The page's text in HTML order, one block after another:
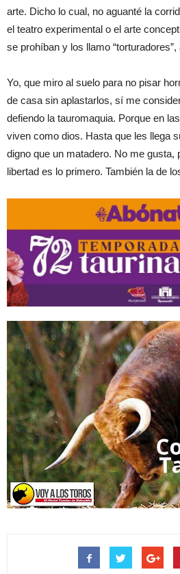
arte. Dicho lo cual, no aguanté la
el teatro experimental o el arte
se prohíban y los llamo
Yo, que miro al suelo para no pisar
de casa sin aplastarlos, sí me
defiendo la tauromaquia. Porque en
viven como dios. Hasta que les llega
digno que un matadero. No me gusta,
libertad es lo primero. También la de